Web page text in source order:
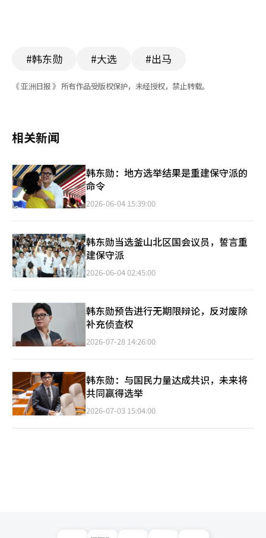
#韩东勋 #大选 #出马
《 亚洲日报 》 所有作品受版权保护，未经授权，禁止转载。
相关新闻
韩东勋：地方选举结果是重建保守派的
命令
2026-06-04 15:39:00
韩东勋当选釜山北区国会议员，誓言重
建保守派
2026-06-04 02:45:00
韩东勋预告进行无期限辩论，反对废除
补充侦查权
2026-07-28 14:26:00
韩东勋：与国民力量达成共识，未来将
共同赢得选举
2026-07-03 15:04:00